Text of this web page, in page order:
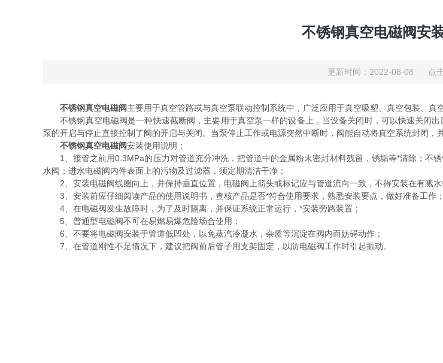
不锈钢真空电磁阀安
更新时间：2022-08-08 点
不锈钢真空电磁阀主要用于真空管路或与真空泵联动控制系统中，广泛应用于真空吸塑、真空包装、
不锈钢真空电磁阀是一种快速截断阀，主要用于真空泵一样的设备上，当设备关闭时，可以快速关闭出
泵的开启与停止直接控制了阀的开启与关闭。当泵停止工作或电源突然中断时，阀能自动将真空系统封闭，
不锈钢真空电磁阀安装使用说明：
1、接管之前用0.3MPa的压力对管道充分冲洗，把管道中的金属粉末密封材料残留，锈垢等*清除；不
水阀；进水电磁阀内件表面上的污物及过滤器，须定期清洁干净；
2、安装电磁阀线圈向上，并保持垂直位置，电磁阀上箭头或标记应与管道流向一致，不得安装在有溅水
3、安装前应仔细阅读产品的使用说明书，查核产品是否*符合使用要求，熟悉安装要点，做好准备工作；
4、在电磁阀发生故障时，为了及时隔离，并保证系统正常运行，*安装旁路装置；
5、普通型电磁阀不可在易燃易爆危险场合使用；
6、不要将电磁阀安装于管道低凹处，以免蒸汽冷凝水，杂质等沉淀在阀内而妨碍动作；
7、在管道刚性不足情况下，建议把阀前后管子用支架固定，以防电磁阀工作时引起振动。